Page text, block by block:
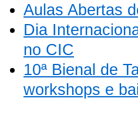
Aulas Abertas
Dia
no CIC
10ª Bienal de
workshops e